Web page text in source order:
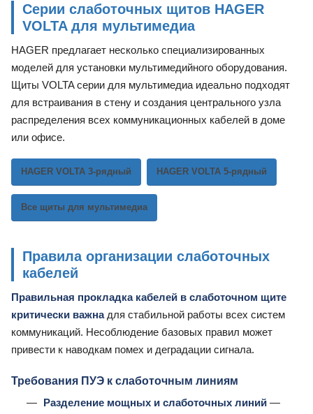
Серии слаботочных щитов HAGER
VOLTA для мультимедиа
HAGER предлагает несколько специализированных
моделей для установки мультимедийного оборудования.
Щиты VOLTA серии для мультимедиа идеально подходят
для встраивания в стену и создания центрального узла
распределения всех коммуникационных кабелей в доме
или офисе.
HAGER VOLTA 3-рядный HAGER VOLTA 5-рядный
Все щиты для мультимедиа
Правила организации слаботочных
кабелей
Правильная прокладка кабелей в слаботочном щите
критически важнадля стабильной работы всех систем
коммуникаций. Несоблюдение базовых правил может
привести к наводкам помех и деградации сигнала.
Требования ПУЭ к слаботочным линиям
Разделение мощных и слаботочных линий —